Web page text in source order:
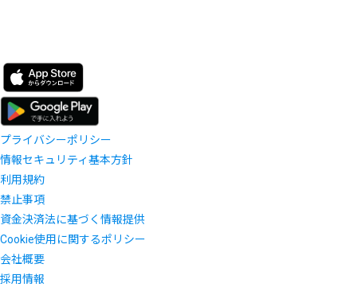
プライバシーポリシー
情報セキュリティ基本方針
利用規約
禁止事項
資金決済法に基づく情報提供
Cookie使用に関するポリシー
会社概要
採用情報